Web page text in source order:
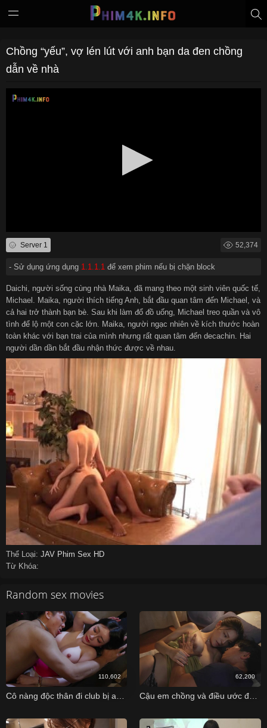
Chồng “yếu”, vợ lén lút với anh bạn da đen chồng
dẫn về nhà
Server 1 52,374
- Sử dụng ứng dụng 1.1.1.1 để xem phim nếu bị chặn block
Daichi, người sống cùng nhà Maika, đã mang theo một sinh viên quốc tế,
Michael. Maika, người thích tiếng Anh, bắt đầu quan tâm đến Michael, và
cả hai trở thành bạn bè. Sau khi làm đổ đồ uống, Michael treo quần và vô
tình để lộ một con cặc lớn. Maika, người ngạc nhiên về kích thước hoàn
toàn khác với bạn trai của mình nhưng rất quan tâm đến decachin. Hai
người dần dần bắt đầu nhận thức được về nhau.
Thể Loại: JAV Phim Sex HD
Từ Khóa:
Random sex movies
110,602 62,200